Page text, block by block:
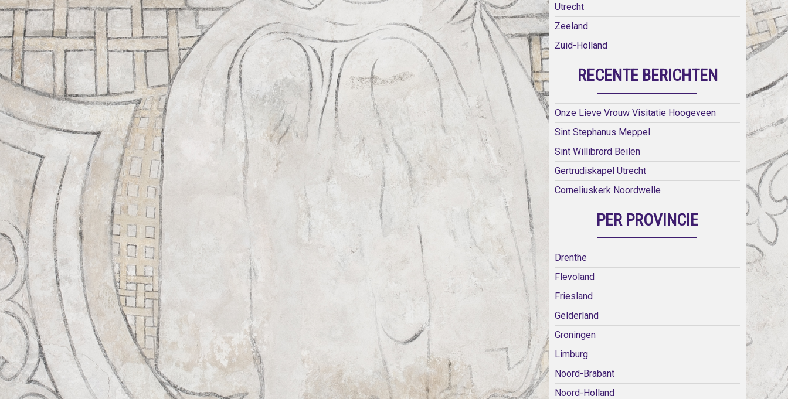
Utrecht
Zeeland
Zuid-Holland
RECENTE BERICHTEN
Onze Lieve Vrouw Visitatie Hoogeveen
Sint Stephanus Meppel
Sint Willibrord Beilen
Gertrudiskapel Utrecht
Corneliuskerk Noordwelle
PER PROVINCIE
Drenthe
Flevoland
Friesland
Gelderland
Groningen
Limburg
Noord-Brabant
Noord-Holland